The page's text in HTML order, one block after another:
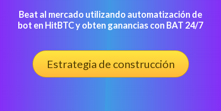
Beat al mercado utilizando automatización de
bot en HitBTC y obten ganancias con BAT 24/7
Estrategia de construcción